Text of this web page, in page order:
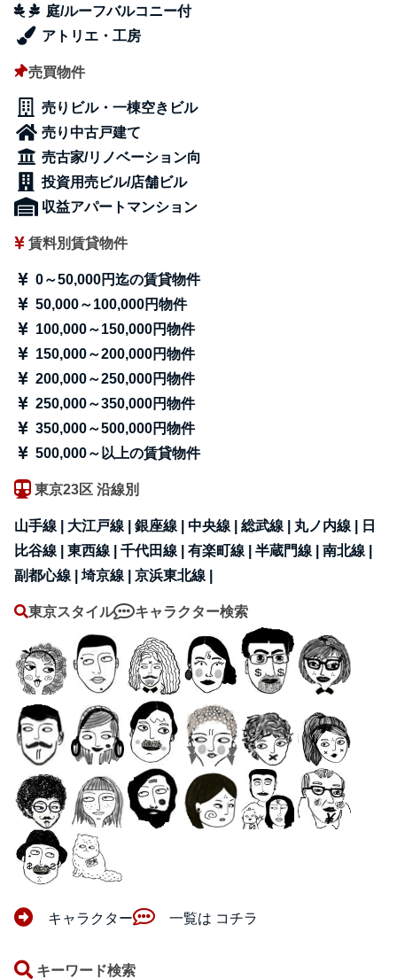
庭/ルーフバルコニー付
アトリエ・工房
売買物件
売りビル・一棟空きビル
売り中古戸建て
売古家/リノベーション向
投資用売ビル/店舗ビル
収益アパートマンション
賃料別賃貸物件
0～50,000円迄の賃貸物件
50,000～100,000円物件
100,000～150,000円物件
150,000～200,000円物件
200,000～250,000円物件
250,000～350,000円物件
350,000～500,000円物件
500,000～以上の賃貸物件
東京23区 沿線別
山手線 | 大江戸線 |銀座線 |中央線 |総武線 | 丸ノ内線 |
日
比谷線 |東西線 |千代田線 |有楽町線 |半蔵門線 |南北線 |
副都心線 |埼京線 |京浜東北線 |
東京スタイル キャラクター検索
キャラクター 一覧は コチラ
キーワード検索